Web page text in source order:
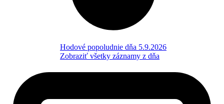
Hodové popoludnie dňa 5.9.2026
Zobraziť všetky záznamy z dňa